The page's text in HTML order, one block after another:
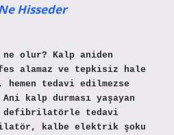
Hisseder
olur? Kalp aniden
alamaz ve tepkisiz hale
tedavi edilmezse
kalp durması yaşayan
tedavi
kalbe elektrik şoku